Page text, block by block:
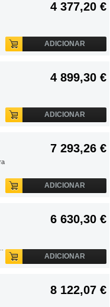
4 377,20 €
ADICIONAR
4 899,30 €
ADICIONAR
7 293,26 €
ADICIONAR
6 630,30 €
ADICIONAR
8 122,07 €